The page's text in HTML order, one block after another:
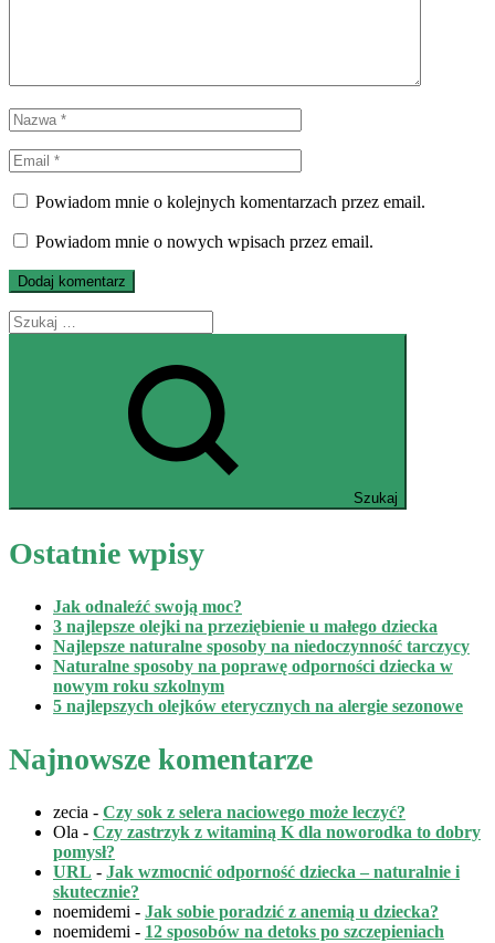
Powiadom mnie o kolejnych komentarzach przez email.
Powiadom mnie o nowych wpisach przez email.
Szukaj
Ostatnie wpisy
Jak odnaleźć swoją moc?
3 najlepsze olejki na przeziębienie u małego dziecka
Najlepsze naturalne sposoby na niedoczynność tarczycy
Naturalne sposoby na poprawę odporności dziecka w
nowym roku szkolnym
5 najlepszych olejków eterycznych na alergie sezonowe
Najnowsze komentarze
zecia - Czy sok z selera naciowego może leczyć?
Ola - Czy zastrzyk z witaminą K dla noworodka to dobry
pomysł?
URL - Jak wzmocnić odporność dziecka – naturalnie i
skutecznie?
noemidemi - Jak sobie poradzić z anemią u dziecka?
noemidemi - 12 sposobów na detoks po szczepieniach